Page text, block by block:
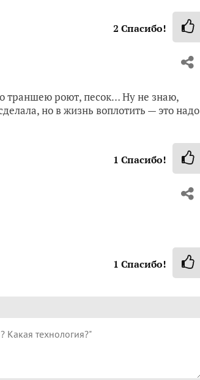
2 Спасибо!
траншею роют, песок… Ну не знаю,
но в жизнь воплотить — это надо
1 Спасибо!
1 Спасибо!